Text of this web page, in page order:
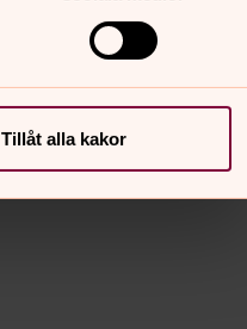
Tillåt alla kakor